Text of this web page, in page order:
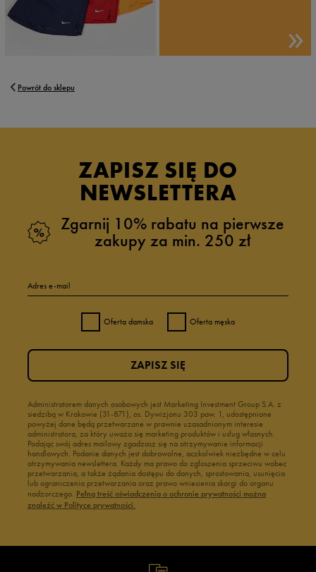
Powrót do sklepu
ZAPISZ SIĘ DO
NEWSLETTERA
Zgarnij 10% rabatu na pierwsze
zakupy za min. 250 zł
Adres e-mail
Oferta damska Oferta męska
Administratorem danych osobowych jest Marketing Investment Group S.A. z
siedzibą w Krakowie (31-871), os. Dywizjonu 303 paw. 1, udostępnione
powyżej dane będą przetwarzane w prawnie uzasadnionym interesie
administratora, za który uważa się marketing produktów i usług własnych.
Podając swój adres mailowy zgadzasz się na otrzymywanie informacji
handlowych. Podanie danych jest dobrowolne, aczkolwiek niezbędne w celu
otrzymywania newslettera. Każdy ma prawo do zgłoszenia sprzeciwu wobec
przetwarzania, a także żądania dostępu do danych, sprostowania, usunięcia
lub ograniczenia przetwarzania oraz prawo wniesienia skargi do organu
nadzorczego. Pełną treść oświadczenia o ochronie prywatności można
znaleźć w Polityce prywatności.
ZAPISZ SIĘ